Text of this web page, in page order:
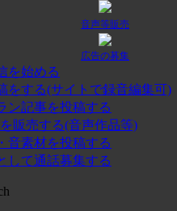
音声等販売
広告の募集
を始める
をする(サイトで録音編集可)
ン記事を投稿する
販売する(音声作品等)
音素材を投稿する
して通話募集する